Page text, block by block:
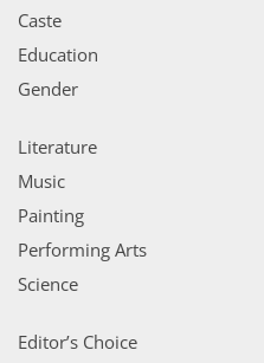
Caste
Education
Gender
Literature
Music
Painting
Performing Arts
Science
Editor’s Choice